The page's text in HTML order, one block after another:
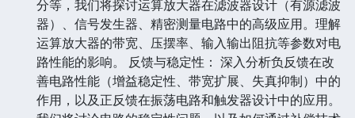
分等，我们将探讨运算放大器在滤波器设计（有源滤波
器）、信号发生器、精密测量电路中的高级应用。理解
运算放大器的带宽、压摆率、输入输出阻抗等参数对电
路性能的影响。 反馈与稳定性： 深入分析负反馈在改
善电路性能（增益稳定性、带宽扩展、失真抑制）中的
作用，以及正反馈在振荡电路和触发器设计中的应用。